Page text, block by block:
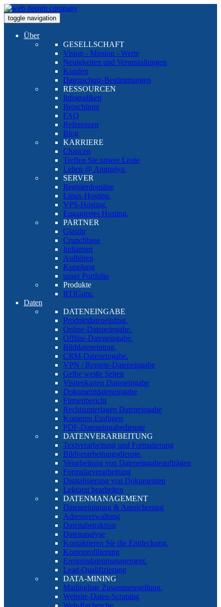
toggle navigation
Über
GESELLSCHAFT
Vision - Mission - Werte
Neuigkeiten und Veranstaltungen
Kunden
Datenschutz-Bestimmungen
RESSOURCEN
Infografiken
Broschüren
FAQ
Referenzen
Blog
KARRIERE
Chancen
Treffen Sie unsere Leute
Leben @ Ammaiya.
SERVER
Registerdomäne
Linux-Hosting.
VPS-Hosting.
Engagiertes Hosting.
PARTNER
Glastür
Crunchbase
Indiamart
Aufhören
Kupplung
unser Portfolio
Produkte
RTIGuru.
Daten
DATENEINGABE
Produktdateneintrag.
Online-Dateneingabe.
Offline-Dateneingabe.
Bilddateneintrag.
CRM-Dateneingabe.
VPN / Remote-Dateneingabe
Gelbe weiße Seiten
Visitenkarten Dateneingabe
Dokumentdateneingabe
Firmenbericht
Rechtsunterlagen Dateneingabe
Kopieren Einfügen
PDF-Dateneingabedienste
DATENVERARBEITUNG
Textverarbeitung und Formatierung
Bildverarbeitungsdienste.
Verarbeitung von Dateneingabeaufträgen
Formularverarbeitung
Digitalisierung von Dokumenten
Lektorat bearbeiten
DATENMANAGEMENT
Datenreinigung & Anreicherung
Adressverwaltung
Datenabstraktion
Datenanalyse
Kontaktieren Sie die Entdeckung.
Kontoprofilierung
Ereignisdatenmanagement.
Lead-Qualifizierung
DATA-MINING
Mailingliste Zusammenstellung.
Website-Daten-Scraping
Web-Recherche